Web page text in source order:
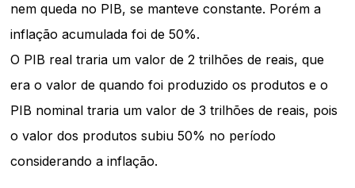
nem queda no PIB, se manteve constante. Porém a
inflação acumulada foi de 50%.
O PIB real traria um valor de 2 trilhões de reais, que
era o valor de quando foi produzido os produtos e o
PIB nominal traria um valor de 3 trilhões de reais, pois
o valor dos produtos subiu 50% no período
considerando a inflação.